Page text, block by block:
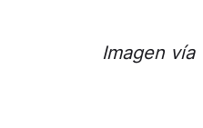
Imagen vía